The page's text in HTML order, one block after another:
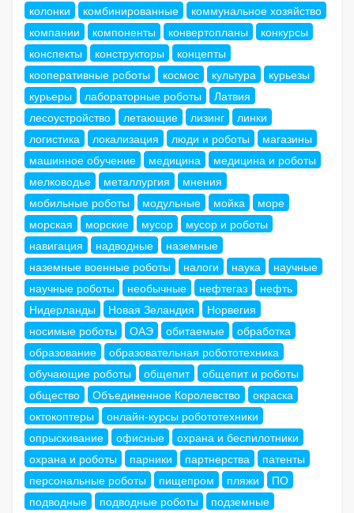
колонки
комбинированные
коммунальное хозяйство
компании
компоненты конвертопланы
конкурсы
конспекты
конструкторы
концепты
кооперативные роботы
космос культура
курьезы
курьеры
лабораторные роботы
Латвия
лесоустройство
летающие лизинг
линки
логистика
локализация люди и роботы
магазины
машинное обучение
медицина
медицина и роботы
мелководье
металлургия
мнения
мобильные роботы
модульные мойка
море
морская
морские мусор
мусор и роботы
навигация
надводные
наземные
наземные военные роботы
налоги наука
научные
научные роботы
необычные нефтегаз
нефть
Нидерланды
Новая Зеландия
Норвегия
носимые роботы
ОАЭ обитаемые
обработка
образование
образовательная робототехника
обучающие роботы
общепит
общепит и роботы
общество
Объединенное Королевство
окраска
октокоптеры
онлайн-курсы робототехники
опрыскивание
офисные
охрана и беспилотники
охрана и роботы
парники партнерства
патенты
персональные роботы
пищепром пляжи
ПО
подводные
подводные роботы
подземные